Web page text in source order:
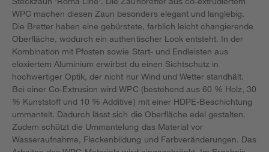
WPC machen diesen Zaun besonders elegant und langlebig.
Die Bretter haben eine gebürstete, farblich leicht changierende
Oberfläche, wodurch ein authentischer Look entsteht. In der
Kombination mit Pfosten sowie Start- und Endleisten aus
eloxiertem Aluminium erwirbst du einen Sichtschutz in
hochwertiger Optik, der nicht nur Wind und Wetter standhält.
Bei einer Co-Extrusion wird WPC (bestehend aus 60 % Holz, 30
% Kunststoff und 10 % Additive) mit einer HDPE-Beschichtung
ummantelt. Dadurch lässt sich die Oberfläche edel gestalten.
Zudem schützt die Ummantelung das Material vor
Wasseraufnahme, Fleckenbildung und Farbveränderungen. Das